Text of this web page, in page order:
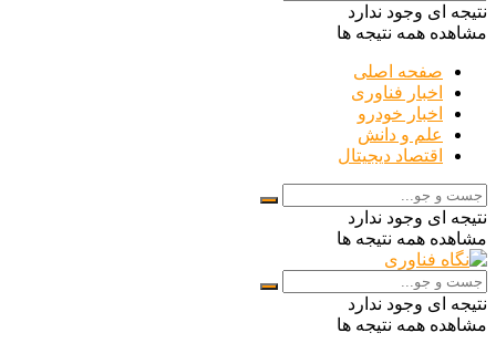
نتیجه ای وجود ندارد
مشاهده همه نتیجه ها
صفحه اصلی
اخبار فناوری
اخبار خودرو
علم و دانش
اقتصاد دیجیتال
نتیجه ای وجود ندارد
مشاهده همه نتیجه ها
نتیجه ای وجود ندارد
مشاهده همه نتیجه ها